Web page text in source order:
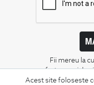
Acest site foloseste
Fii mereu la
oferte speciale